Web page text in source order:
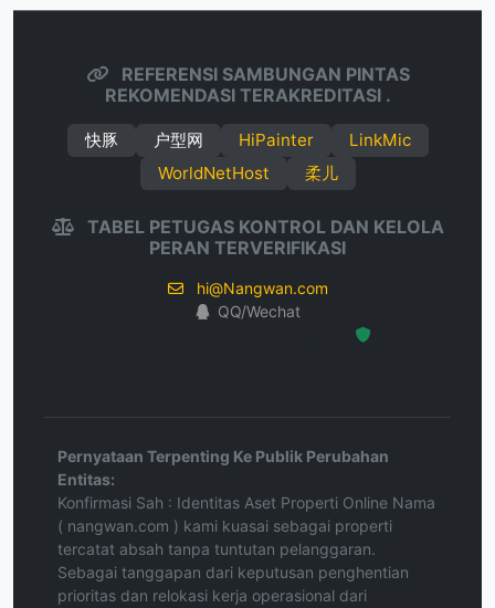
REFERENSI SAMBUNGAN PINTAS
REKOMENDASI TERAKREDITASI .
快豚 户型网 HiPainter
LinkMic
WorldNetHost
柔儿
TABEL PETUGAS KONTROL DAN KELOLA
PERAN TERVERIFIKASI
hi@Nangwan.com
QQ/Wechat
Pernyataan Terpenting Ke Publik Perubahan
Entitas:
Konfirmasi Sah : Identitas Aset Properti Online Nama
( nangwan.com ) kami kuasai sebagai properti
tercatat absah tanpa tuntutan pelanggaran.
Sebagai tanggapan dari keputusan penghentian
prioritas dan relokasi kerja operasional dari